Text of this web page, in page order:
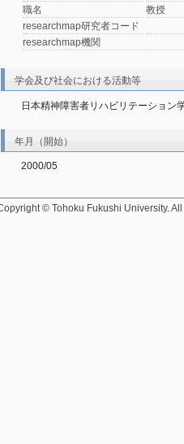
職名
教授
researchmap研究者コード
researchmap機関
学会及び社会における活動等
日本精神障害者リハビリテーション
年月（開始）
2000/05